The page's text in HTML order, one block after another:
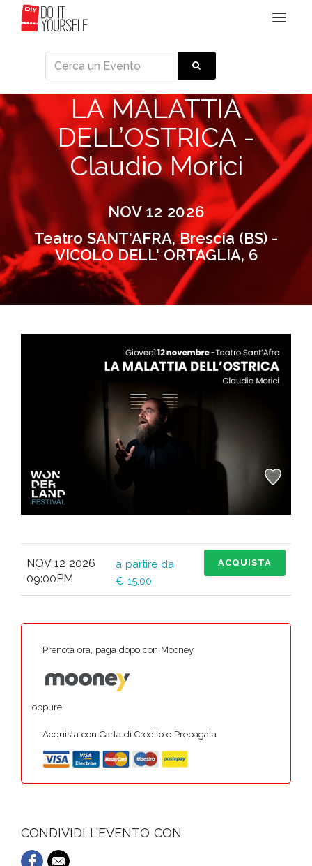
Toggle
LA MALATTIA
DELL’OSTRICA -
Claudio Morici
NOV 12 2026
Teatro SANT'AFRA, Brescia (BS) -
VICOLO DELL' ORTAGLIA, 6
NOV 12 2026
09:00PM
a partire da
€ 15,00
ACQUISTA
Prenota ora, paga dopo con Mooney
oppure
Acquista con Carta di Credito o Prepagata
CONDIVIDI L'EVENTO CON